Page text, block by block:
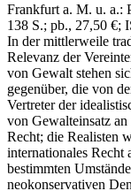
Frankfurt a. M. u. a.:
138 S.; pb., 27,50 €;
In der mittlerweile
Relevanz der
von Gewalt stehen
gegenüber, die von
Vertreter der
von Gewalteinsatz
Recht; die Realisten
internationales Recht
bestimmten
neokonservativen